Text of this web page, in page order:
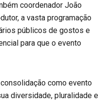
coordenador João
a vasta programação
públicos de gostos e
para que o evento
como evento
diversidade, pluralidade e